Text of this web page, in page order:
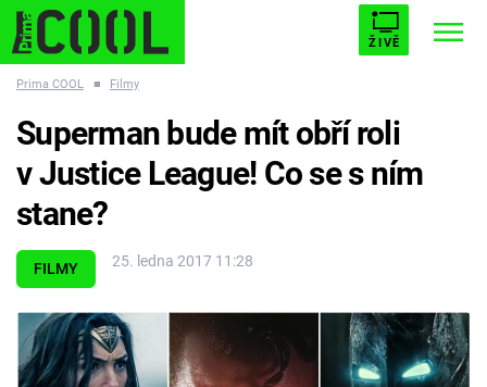
ŽIVĚ
ESCAPE PLNEJ KOTEL AVENGERS 5
Témata
Filmy
Prima COOL ■ Filmy
FILMY 25. ledna 2017 11:28
Superman bude mít obří roli
v Justice League! Co se s ním
stane?